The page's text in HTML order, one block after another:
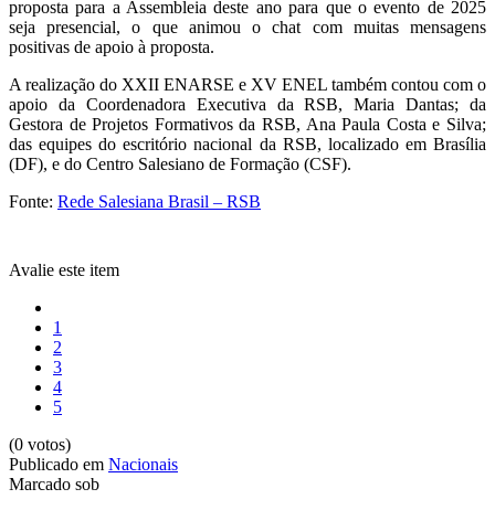
proposta para a Assembleia deste ano para que o evento de 2025
seja presencial, o que animou o chat com muitas mensagens
positivas de apoio à proposta.
A realização do XXII ENARSE e XV ENEL também contou com o
apoio da Coordenadora Executiva da RSB, Maria Dantas; da
Gestora de Projetos Formativos da RSB, Ana Paula Costa e Silva;
das equipes do escritório nacional da RSB, localizado em Brasília
(DF), e do Centro Salesiano de Formação (CSF).
Fonte: Rede Salesiana Brasil – RSB
Avalie este item
1
2
3
4
5
(0 votos)
Publicado em Nacionais
Marcado sob